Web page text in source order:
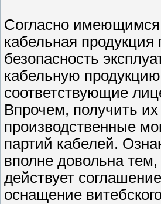
Согласно имеющимся
кабельная продукция
безопасность
кабельную
соответствующие
Впрочем, получить
производственные
партий кабелей.
вполне довольна
действует
оснащение